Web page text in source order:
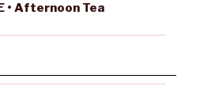
• Afternoon Tea